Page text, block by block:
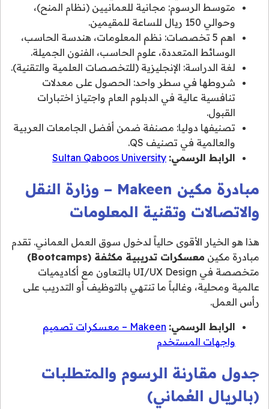
متوسط الرسوم: مجانية للعمانيين (نظام المنح)،
وحوالي 150 ريال للساعة للمقيمين.
اهم 5 تخصصات: نظم المعلومات، هندسة الحاسب،
الوسائط المتعددة، علوم الحاسب، الفنون الجميلة.
لغة الدراسة: الإنجليزية (للتخصصات العلمية والتقنية).
شروطها في سطر واحد: الحصول على معدلات
تنافسية عالية في الدبلوم العام واجتياز اختبارات
القبول.
تصنيفها دوليا: مصنفة ضمن أفضل الجامعات العربية
والعالمية في تصنيف QS.
الرابط الرسمي: Sultan Qaboos University
مبادرة مكين Makeen – وزارة النقل
والاتصالات وتقنية المعلومات
هذا هو الخيار الأقوى حالياً لدخول سوق العمل العماني. تقدم
مبادرة مكين معسكرات تدريبية مكثفة (Bootcamps)
متخصصة في UI/UX Design بالتعاون مع أكاديميات
عالمية ومحلية، وغالباً ما تنتهي بالتوظيف أو التدريب على
رأس العمل.
الرابط الرسمي:
Makeen – معسكرات تصميم
واجهات المستخدم
جدول مقارنة الرسوم والمتطلبات
(بالريال العُماني)